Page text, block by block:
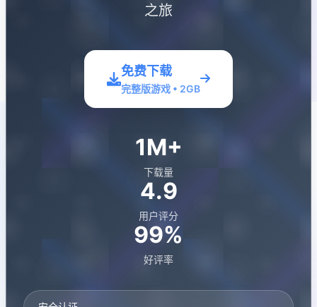
之旅
免费下载
完整版游戏 • 2GB
1M+
下载量
4.9
用户评分
99%
好评率